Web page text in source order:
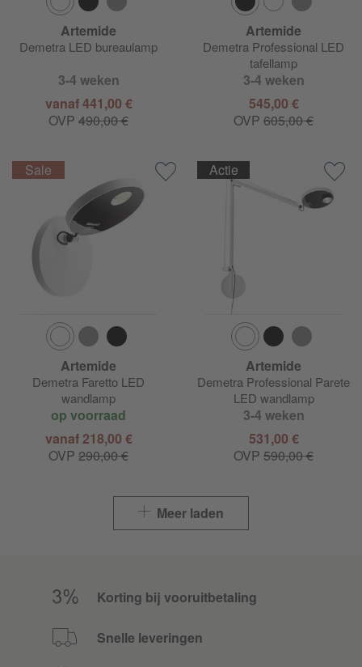
Artemide
Demetra LED bureaulamp
3-4 weken
vanaf 441,00 €
OVP 490,00 €
Artemide
Demetra Professional LED
tafellamp
3-4 weken
545,00 €
OVP 605,00 €
Artemide
Demetra Faretto LED
wandlamp
op voorraad
vanaf 218,00 €
OVP 290,00 €
Actie
Artemide
Demetra Professional Parete
LED wandlamp
3-4 weken
531,00 €
OVP 590,00 €
Meer laden
Korting bij vooruitbetaling
Snelle leveringen